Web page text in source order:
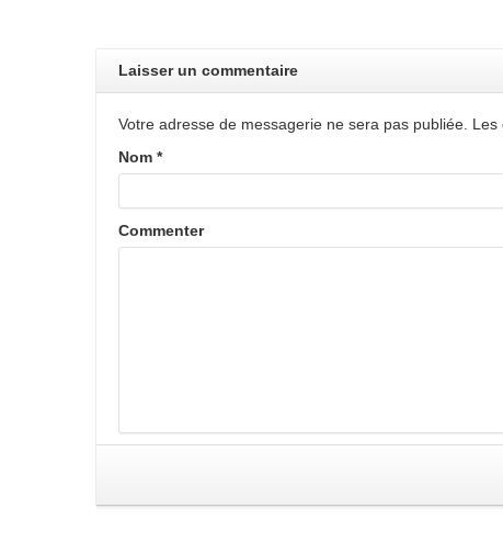
Laisser un commentaire
Votre adresse de messagerie ne sera pas publiée.
Nom *
Commenter